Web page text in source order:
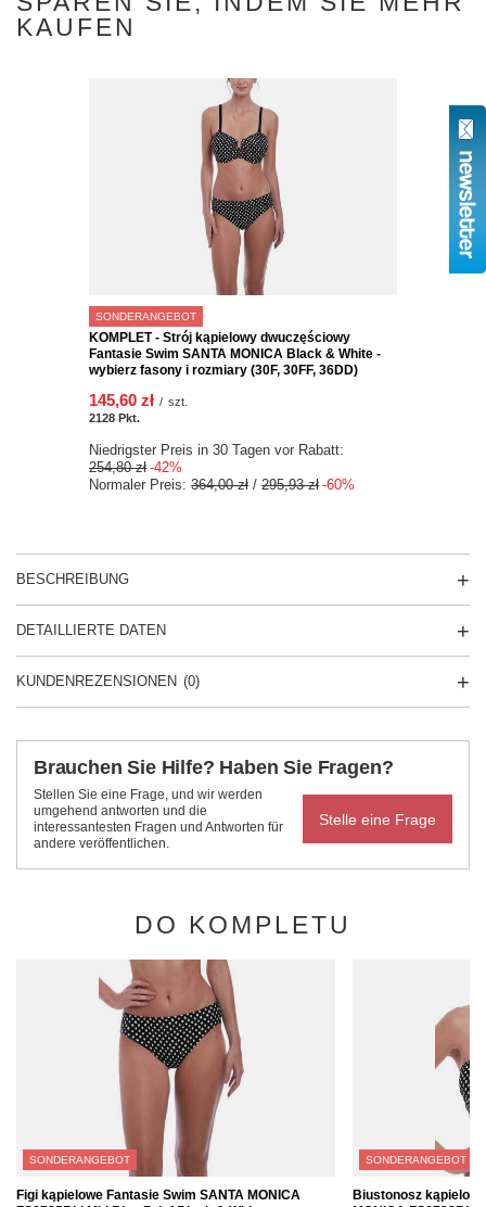
KAUFEN
SONDERANGEBOT
KOMPLET - Strój kąpielowy dwuczęściowy
Fantasie Swim SANTA MONICA Black & White -
wybierz fasony i rozmiary (30F, 30FF, 36DD)
145,60 zł / szt.
2128 Pkt.
Niedrigster Preis in 30 Tagen vor Rabatt:
254,80 zł -42%
Normaler Preis:364,00 zł/295,93 zł -60%
BESCHREIBUNG
DETAILLIERTE DATEN
KUNDENREZENSIONEN (0)
Brauchen Sie Hilfe? Haben Sie Fragen?
Stellen Sie eine Frage, und wir werden
umgehend antworten und die
interessantesten Fragen und Antworten für
andere veröffentlichen.
Stelle eine Frage
DO KOMPLETU
SONDERANGEBOT
Figi kąpielowe Fantasie Swim SANTA MONICA
SONDERANGEBOT
Biustonosz